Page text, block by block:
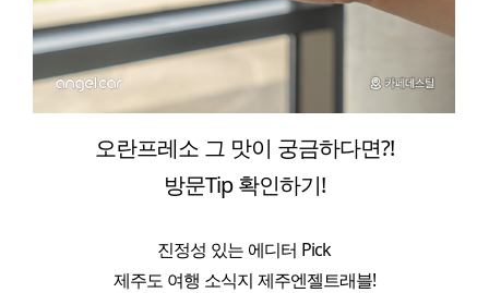
오란프레소 그 맛이 궁금하다면?!
방문Tip 확인하기!
진정성 있는 에디터 Pick
제주도 여행 소식지 제주엔젤트래블!